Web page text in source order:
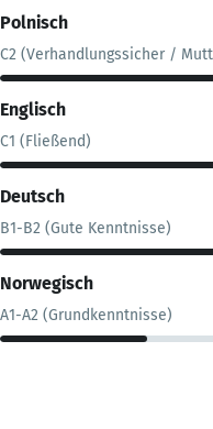
Polnisch
C2 (Verhandlungssicher /
Englisch
C1 (Fließend)
Deutsch
B1-B2 (Gute Kenntnisse)
Norwegisch
A1-A2 (Grundkenntnisse)